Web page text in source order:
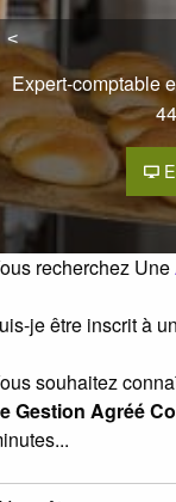
<
<
Expert-comptable
recherchez Une
je être inscrit à
souhaitez
Gestion Agréé